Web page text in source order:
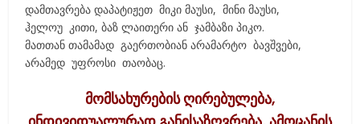
დამთავრება დაპატიჟეთ მიკი მაუსი, მინი მაუსი,
ჰელოუ კითი, ბაზ ლაითერი ან ჯამბაზი პიკო.
მათთან თამამად გაერთობიან არამარტო ბავშვები,
არამედ უფროსი თაობაც.
მომსახურების ღირებულება,